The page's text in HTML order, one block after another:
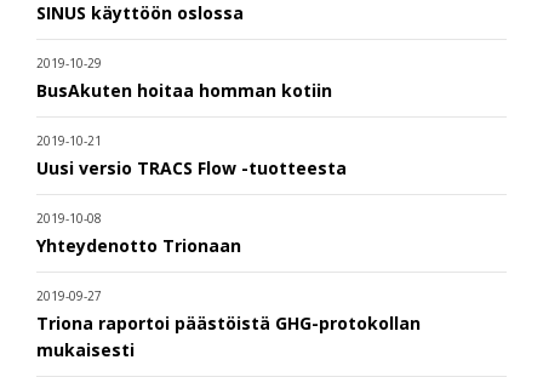
SINUS käyttöön oslossa
2019-10-29
BusAkuten hoitaa homman kotiin
2019-10-21
Uusi versio TRACS Flow -tuotteesta
2019-10-08
Yhteydenotto Trionaan
2019-09-27
Triona raportoi päästöistä GHG-protokollan
mukaisesti